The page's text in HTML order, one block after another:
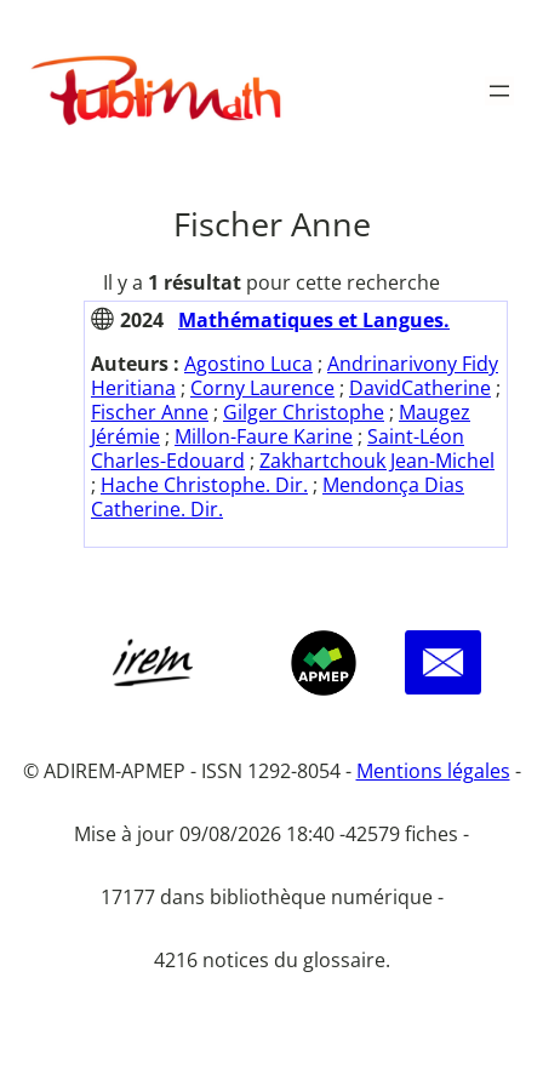
contenu
Publimath
Fischer Anne
Il y a 1 résultat pour cette recherche
2024 Mathématiques et Langues.
Auteurs : Agostino Luca ; Andrinarivony Fidy
Heritiana ; Corny Laurence ; DavidCatherine ;
Fischer Anne ; Gilger Christophe ; Maugez
Jérémie ; Millon-Faure Karine ; Saint-Léon
Charles-Edouard ; Zakhartchouk Jean-Michel
; Hache Christophe. Dir. ; Mendonça Dias
Catherine. Dir.
© ADIREM-APMEP - ISSN 1292-8054 - Mentions légales -
Mise à jour 09/08/2026 18:40 -42579 fiches -
17177 dans bibliothèque numérique -
4216 notices du glossaire.